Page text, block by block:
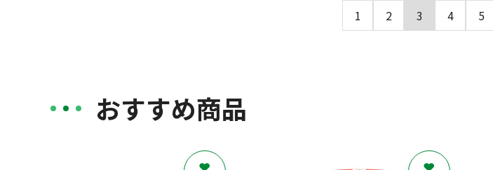
1 2 3 4 5
おすすめ商品